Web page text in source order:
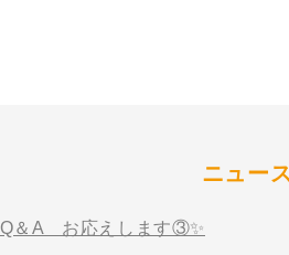
ニュース
＆A お応えします③✨